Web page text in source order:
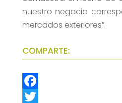
nuestro negocio
mercados exteriores”.
COMPARTE:
F